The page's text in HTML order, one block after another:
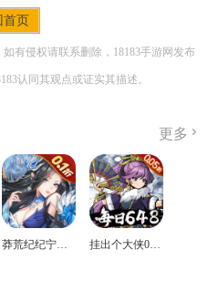
首页
有侵权请联系删除，18183手游网发布
认同其观点或证实其描述。
更多
莽荒纪纪宁传奇0.1折送无限连抽版 挂出个大侠0.05折免单福利版